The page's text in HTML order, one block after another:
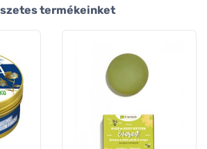
termékeinket